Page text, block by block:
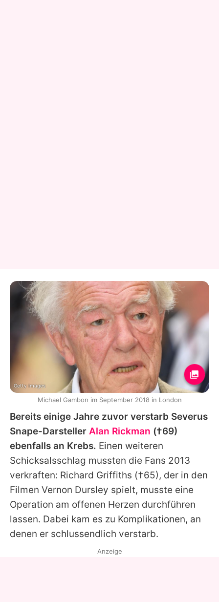
Bereits einige Jahre zuvor verstarb Severus
Snape-Darsteller Alan Rickman (†69)
ebenfalls an Krebs. Einen weiteren
Schicksalsschlag mussten die Fans 2013
verkraften: Richard Griffiths (†65), der in den
Filmen Vernon Dursley spielt, musste eine
Operation am offenen Herzen durchführen
lassen. Dabei kam es zu Komplikationen, an
denen er schlussendlich verstarb.
Getty Images
Michael Gambon im September 2018 in London
Anzeige